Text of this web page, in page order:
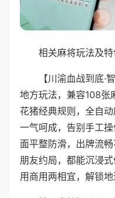
相关麻将玩法及
【川渝血战到底
地方玩法，兼容108张
花猪经典规则，全自
一气呵成，告别手工
面平整防滑，出牌流
朋友约局，都能沉浸
用商用两相宜，解锁地